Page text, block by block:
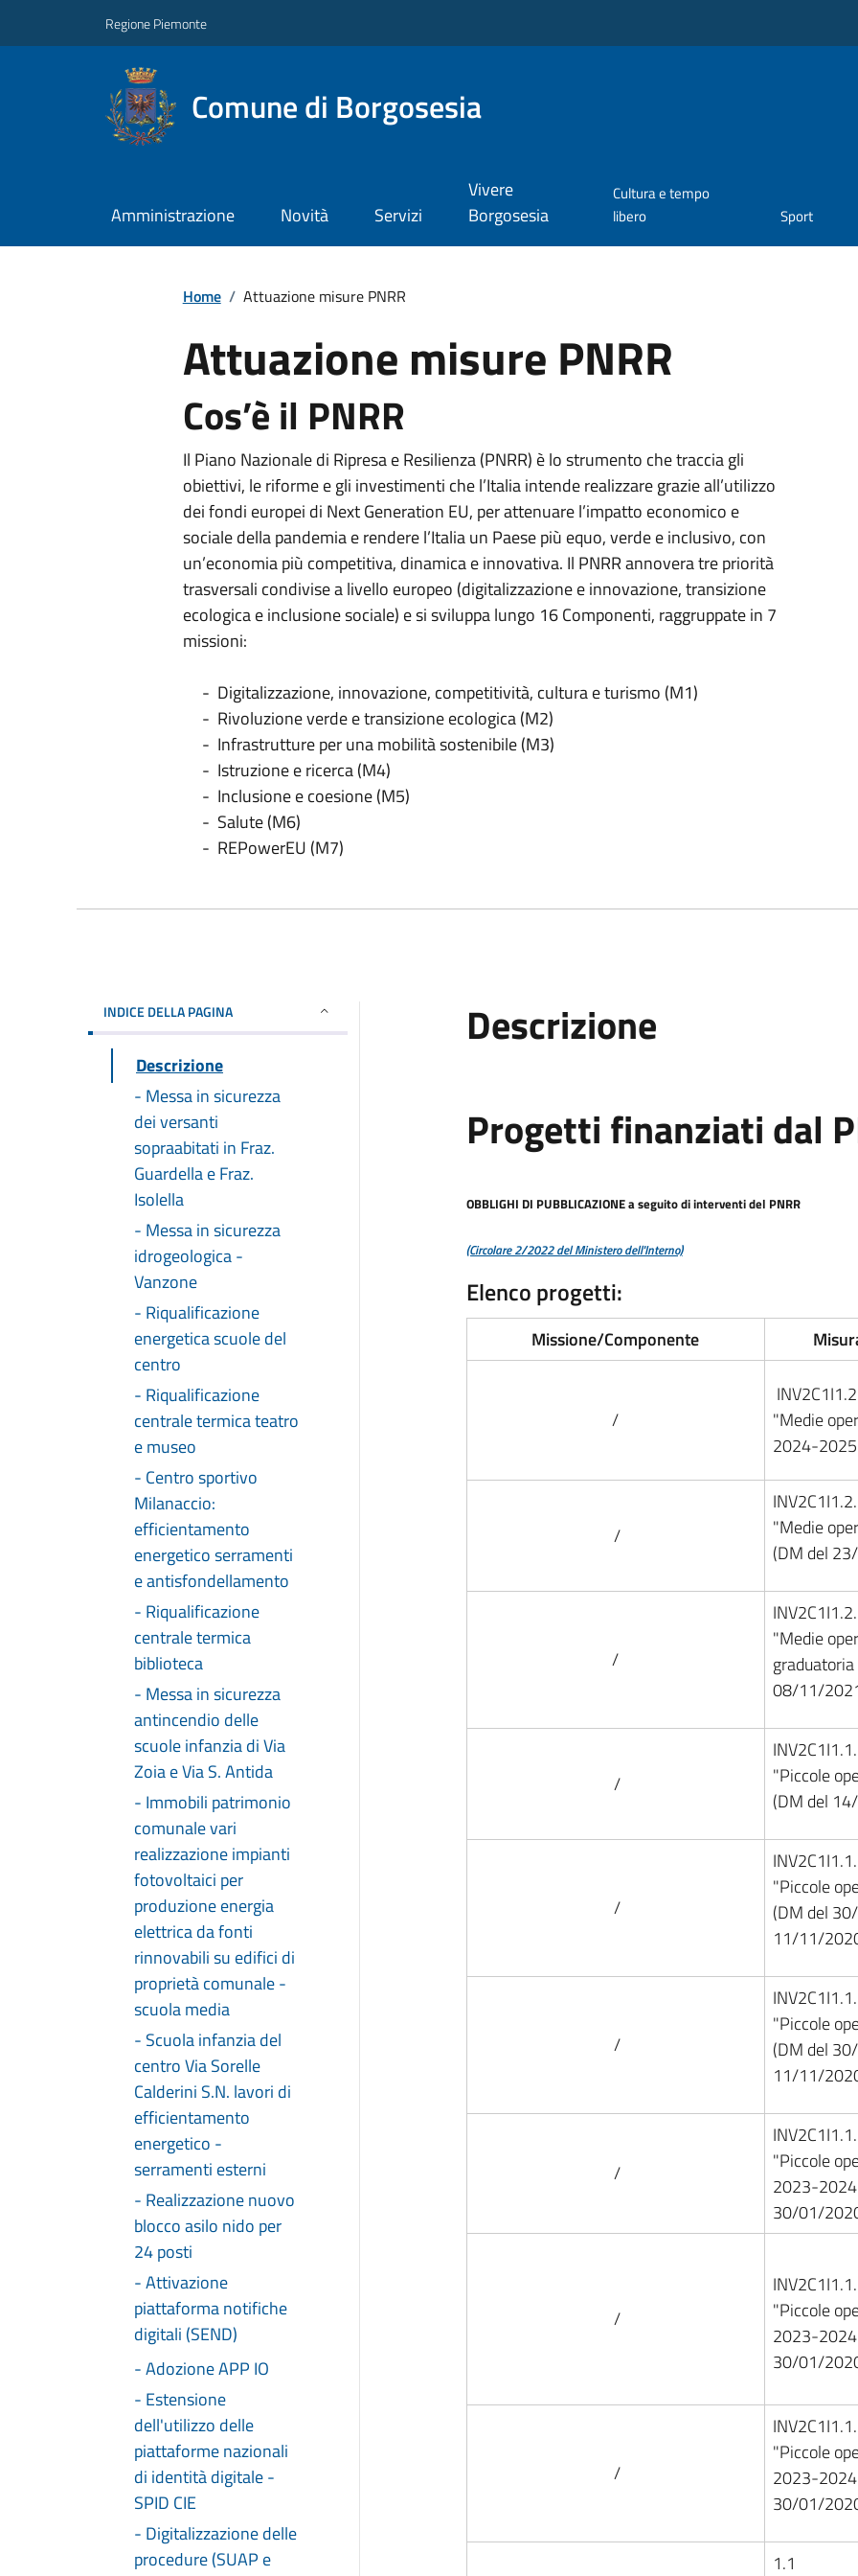
Regione Piemonte
Comune di Borgosesia
Amministrazione Novità Servizi
Vivere
Borgosesia
Cultura e tempo
libero
Sport
Home / Attuazione misure PNRR
Attuazione misure PNRR
Cos’è il PNRR
Il Piano Nazionale di Ripresa e Resilienza (PNRR) è lo strumento che traccia gli
obiettivi, le riforme e gli investimenti che l’Italia intende realizzare grazie all’utilizzo
dei fondi europei di Next Generation EU, per attenuare l’impatto economico e
sociale della pandemia e rendere l’Italia un Paese più equo, verde e inclusivo, con
un’economia più competitiva, dinamica e innovativa. Il PNRR annovera tre priorità
trasversali condivise a livello europeo (digitalizzazione e innovazione, transizione
ecologica e inclusione sociale) e si sviluppa lungo 16 Componenti, raggruppate in 7
missioni:
- Digitalizzazione, innovazione, competitività, cultura e turismo (M1)
- Rivoluzione verde e transizione ecologica (M2)
- Infrastrutture per una mobilità sostenibile (M3)
- Istruzione e ricerca (M4)
- Inclusione e coesione (M5)
- Salute (M6)
- REPowerEU (M7)
INDICE DELLA PAGINA
Descrizione
- Messa in sicurezza
dei versanti
sopraabitati in Fraz.
Guardella e Fraz.
Isolella
- Messa in sicurezza
idrogeologica -
Vanzone
- Riqualificazione
energetica scuole del
centro
- Riqualificazione
centrale termica teatro
e museo
- Centro sportivo
Milanaccio:
efficientamento
energetico serramenti
e antisfondellamento
- Riqualificazione
centrale termica
biblioteca
- Messa in sicurezza
antincendio delle
scuole infanzia di Via
Zoia e Via S. Antida
- Immobili patrimonio
comunale vari
realizzazione impianti
fotovoltaici per
produzione energia
elettrica da fonti
rinnovabili su edifici di
proprietà comunale -
scuola media
- Scuola infanzia del
centro Via Sorelle
Calderini S.N. lavori di
efficientamento
energetico -
serramenti esterni
- Realizzazione nuovo
blocco asilo nido per
24 posti
- Attivazione
piattaforma notifiche
digitali (SEND)
- Adozione APP IO
- Estensione
dell'utilizzo delle
piattaforme nazionali
di identità digitale -
SPID CIE
- Digitalizzazione delle
procedure (SUAP e
Descrizione
Progetti finanziati dal
OBBLIGHI DI PUBBLICAZIONE a seguito di interventi del PNRR
(Circolare 2/2022 del Ministero dell'Interno)
Elenco progetti:
Missione/Componente
/
"Medie
2024-
/
"Medie
(DM del
/
"Medie
08/11/
/
"Piccole
(DM del
/
"Piccole
(DM del
11/11/
/
"Piccole
(DM del
11/11/
/
"Piccole
2023-
30/01/
/
"Piccole
2023-
30/01/
/
"Piccole
2023-
30/01/
1.1